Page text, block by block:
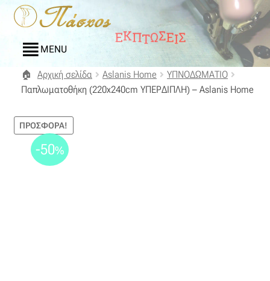
Απευθείας
μετάβαση
στην
πλοήγηση
Μετάβαση
σε
περιεχόμενο
MENU
Αρχική
Compare
Αρχική σελίδα Aslanis Home
ΥΠΝΟΔΩΜΑΤΙΟ
Παπλωματοθήκη (220x240cm ΥΠΕΡΔΙΠΛΗ) – Aslanis Home
ΠΡΟΣΦΟΡΆ!
-50%